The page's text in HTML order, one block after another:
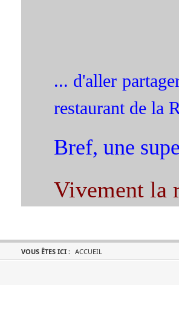
... d'aller
restaurant de la
Bref, une
Vivement la
VOUS ÊTES ICI : ACCUEIL